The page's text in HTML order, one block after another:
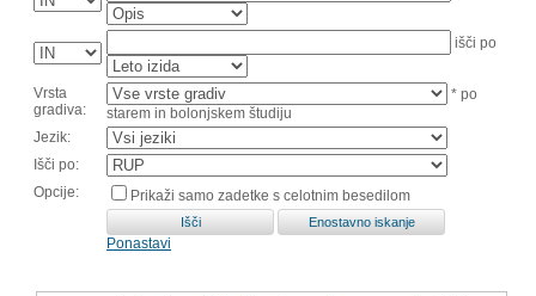
išči po
Vrsta
gradiva:
* po
starem in bolonjskem študiju
Jezik:
Išči po:
Opcije:
Prikaži samo zadetke s celotnim besedilom
Ponastavi